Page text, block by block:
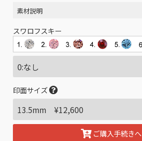
素材説明
スワロフスキー
印面サイズ
ご購入手続きへ